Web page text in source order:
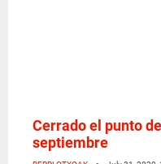
Cerrado el punto
septiembre